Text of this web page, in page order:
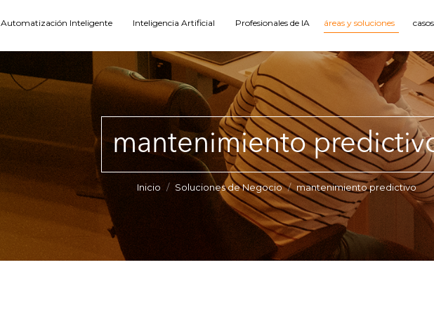
Automatización Inteligente Inteligencia Artificial Profesionales de IA áreas y soluciones
mantenimiento
Estás aquí:
Inicio Soluciones de Negocio mantenimiento predictivo